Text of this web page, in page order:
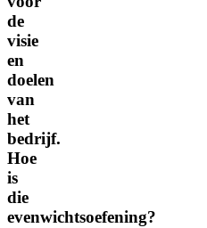
de
visie
en
doelen
van
het
bedrijf.
Hoe
is
die
evenwichtsoefening?